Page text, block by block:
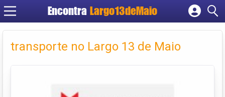
Encontra Largo13deMaio
Cadastrar empresa
Criar conta
transporte no Largo 13 de Maio